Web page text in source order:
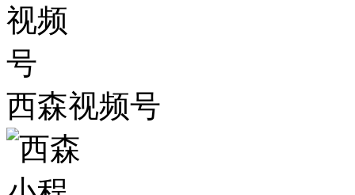
西森视频号